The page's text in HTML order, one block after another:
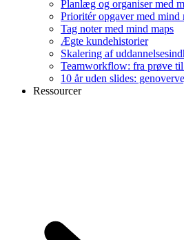
Planlæg og organiser med
Prioritér opgaver med mind
Tag noter med mind maps
Ægte kundehistorier
Skalering af
Teamworkflow: fra prøve
10 år uden slides:
Ressourcer